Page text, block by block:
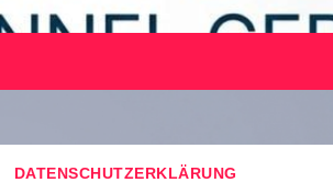
DATENSCHUTZERKLÄRUNG